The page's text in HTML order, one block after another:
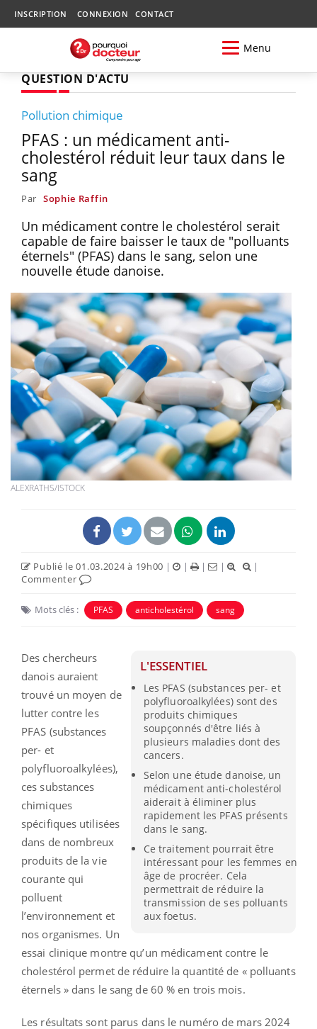
INSCRIPTION CONNEXION CONTACT
Menu
QUESTION D'ACTU
Pollution chimique
PFAS : un médicament anti-
cholestérol réduit leur taux dans le
sang
Par Sophie Raffin
Un médicament contre le cholestérol serait
capable de faire baisser le taux de "polluants
éternels" (PFAS) dans le sang, selon une
nouvelle étude danoise.
ALEXRATHS/ISTOCK
Publié le 01.03.2024 à 19h00 | | | |
|
Commenter
Mots clés : PFAS anticholestérol sang
L'ESSENTIEL
Les PFAS (substances per- et
polyfluoroalkylées) sont des
produits chimiques
soupçonnés d'être liés à
plusieurs maladies dont des
cancers.
Selon une étude danoise, un
médicament anti-cholestérol
aiderait à éliminer plus
rapidement les PFAS présents
dans le sang.
Ce traitement pourrait être
intéressant pour les femmes en
âge de procréer. Cela
permettrait de réduire la
transmission de ses polluants
aux foetus.
Des chercheurs
danois auraient
trouvé un moyen de
lutter contre les
PFAS (substances
per- et
polyfluoroalkylées),
ces substances
chimiques
spécifiques utilisées
dans de nombreux
produits de la vie
courante qui
polluent
l’environnement et
nos organismes. Un
essai clinique montre qu’un médicament contre le
cholestérol permet de réduire la quantité de « polluants
éternels » dans le sang de 60 % en trois mois.
Les résultats sont parus dans le numéro de mars 2024